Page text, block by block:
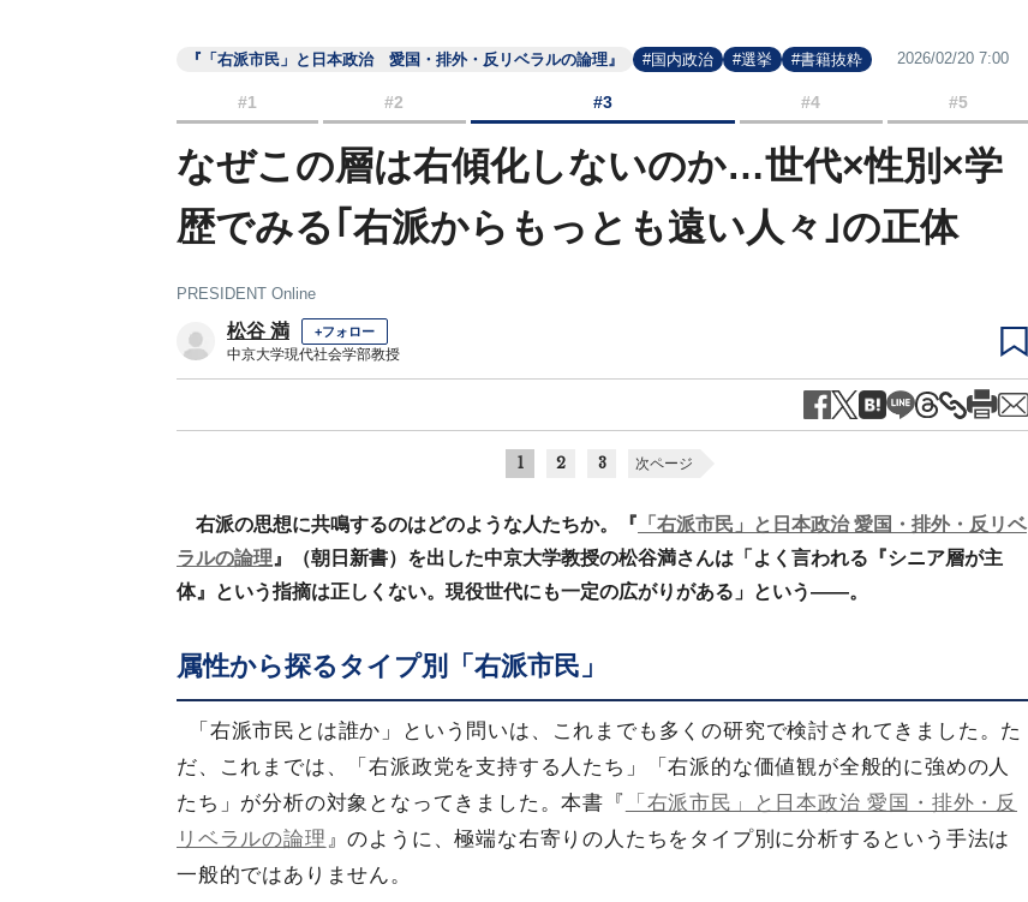
『「右派市民」と日本政治 愛国・排外・反リベラルの論理』 #国内政治 #選挙 #書籍抜粋 2026/02/20 7:00
#1 #2 #3 #4 #5
なぜこの層は右傾化しないのか…世代×性別×学
歴でみる｢右派からもっとも遠い人々｣の正体
PRESIDENT Online
松谷 満 +フォロー
中京大学現代社会学部教授
1 2 3 次ページ
右派の思想に共鳴するのはどのような人たちか。『 「右派市民」と日本政治 愛国・排外・反リベ
ラルの論理 』（朝日新書）を出した中京大学教授の松谷満さんは「よく言われる『シニア層が主
体』という指摘は正しくない。現役世代にも一定の広がりがある」という――。
属性から探るタイプ別「右派市民」
「右派市民とは誰か」という問いは、これまでも多くの研究で検討されてきました。た
だ、これまでは、「右派政党を支持する人たち」「右派的な価値観が全般的に強めの人
たち」が分析の対象となってきました。本書『
「右派市民」と日本政治 愛国・排外・反
リベラルの論理 』のように、極端な右寄りの人たちをタイプ別に分析するという手法は
一般的ではありません。